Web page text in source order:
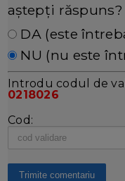
aștepți răspuns?
DA (este
NU (nu este
Introdu codul de
0218026
Cod: